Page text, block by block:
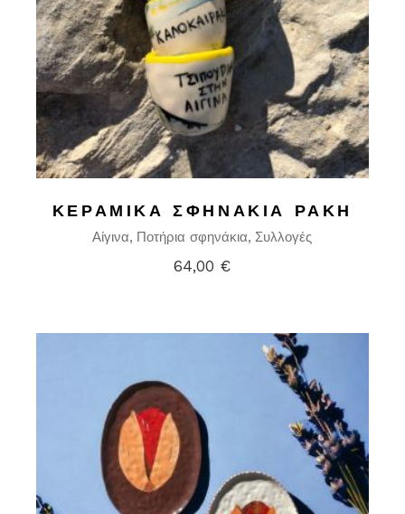
ΚΕΡΑΜΙΚΆ ΣΦΗΝΆΚΙΑ ΡΑΚΉ
Αίγινα Ποτήρια σφηνάκια Συλλογές
64,00 €